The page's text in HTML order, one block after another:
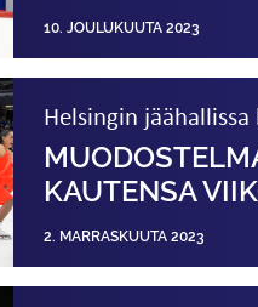
10. JOULUKUUTA 2023
Helsingin
KAUTENSA
2. MARRASKUUTA 2023